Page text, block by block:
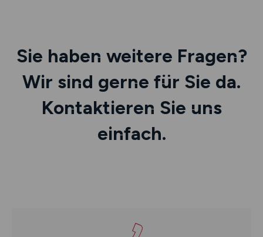
Sie haben weitere Fragen?
Wir sind gerne für Sie da.
Kontaktieren Sie uns
einfach.